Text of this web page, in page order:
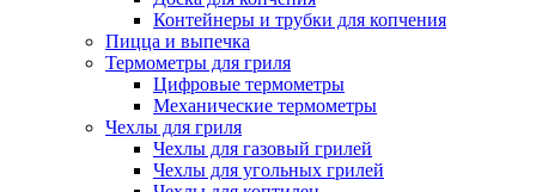
Контейнеры и трубки для копчения
Пицца и выпечка
Термометры для гриля
Цифровые термометры
Механические термометры
Чехлы для гриля
Чехлы для газовый грилей
Чехлы для угольных грилей